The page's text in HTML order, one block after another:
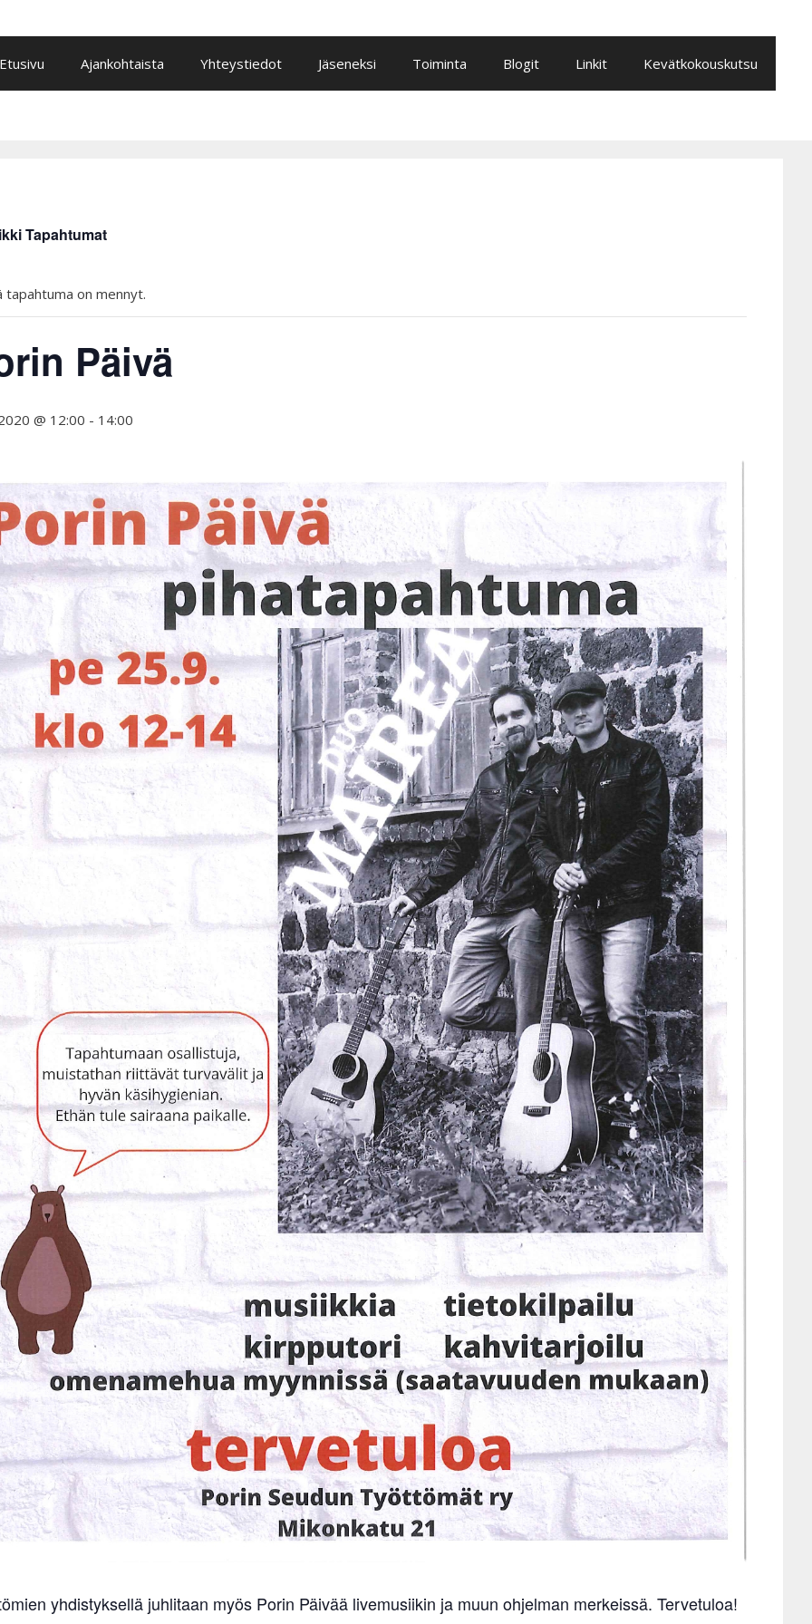
Etusivu Ajankohtaista Yhteystiedot Jäseneksi Toiminta Blogit Linkit Kevätkokouskutsu
Tapahtumat
tapahtuma on mennyt.
Päivä
@ 12:00 - 14:00
yhdistyksellä juhlitaan myös Porin Päivää livemusiikin ja muun ohjelman merkeissä. Tervetuloa!